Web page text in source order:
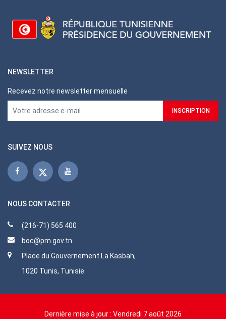
NEWSLETTER
Recevez notre newsletter mensuelle
SUIVEZ NOUS
NOUS CONTACTER
(216-71) 565 400
boc@pm.gov.tn
Place du Gouvernement La Kasbah,
1020 Tunis, Tunisie
Dernière mise à jour : Vendredi 7 août 2026